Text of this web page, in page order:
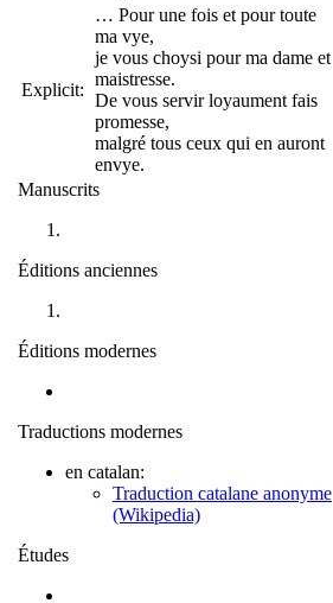
Explicit:
… Pour une fois et pour toute
ma vye,
je vous choysi pour ma dame et
maistresse.
De vous servir loyaument fais
promesse,
malgré tous ceux qui en auront
envye.
Manuscrits
Éditions anciennes
Éditions modernes
Traductions modernes
en catalan:
Traduction catalane anonyme
(Wikipedia)
Études